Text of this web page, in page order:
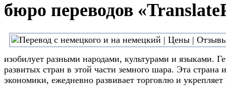
бюро переводов
изобилует разными народами, культурами и языками.
развитых стран в этой части земного шара. Эта страна
экономики, ежедневно развивает торговлю и укрепляет